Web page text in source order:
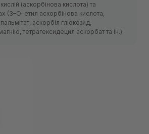
(аскорбінова кислота) та
(3–О–етил аскорбінова кислота,
аскорбіл глюкозид,
тетрагексидецил аскорбат та ін.)